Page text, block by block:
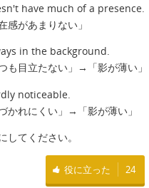
have much of a presence.
感があまりない」
in the background.
も目立たない」→「影が薄い」
noticeable.
かれにくい」→「影が薄い」
してください。
役に立った 24